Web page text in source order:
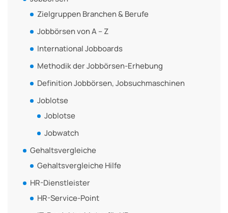
Zielgruppen Branchen & Berufe
Jobbörsen von A – Z
International Jobboards
Methodik der Jobbörsen-Erhebung
Definition Jobbörsen, Jobsuchmaschinen
Joblotse
Joblotse
Jobwatch
Gehaltsvergleiche
Gehaltsvergleiche Hilfe
HR-Dienstleister
HR-Service-Point